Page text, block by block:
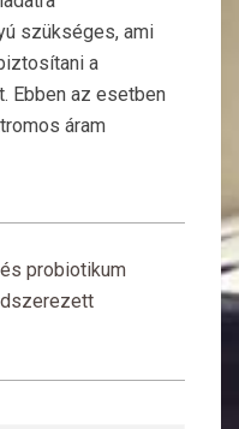
szükséges, ami
a
Ebben az esetben
áram
probiotikum